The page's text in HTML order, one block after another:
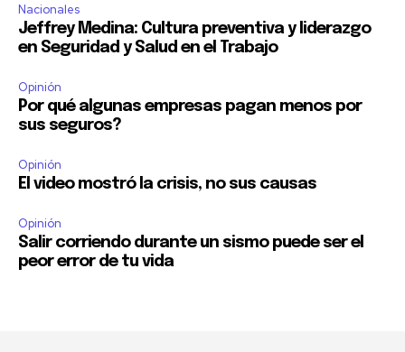
Nacionales
Jeffrey Medina: Cultura preventiva y liderazgo
en Seguridad y Salud en el Trabajo
Opinión
Por qué algunas empresas pagan menos por
sus seguros?
Opinión
El video mostró la crisis, no sus causas
Opinión
Salir corriendo durante un sismo puede ser el
peor error de tu vida